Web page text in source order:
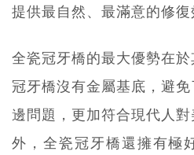
提供最自然、最滿意的修復
全瓷冠牙橋的最大優勢在
冠牙橋沒有金屬基底，避
邊問題，更加符合現代人
外，全瓷冠牙橋還擁有極